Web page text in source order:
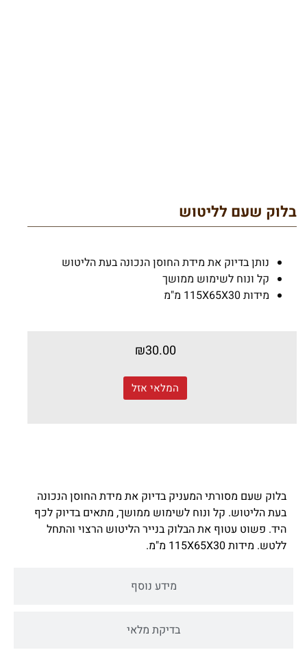
בלוק שעם לליטוש
נותן בדיוק את מידת החוסן הנכונה בעת הליטוש
קל ונוח לשימוש ממושך
מידות 115X65X30 מ"מ
₪30.00
המלאי אזל
מידע נוסף
בדיקת מלאי
בלוק שעם מסורתי המעניק בדיוק את מידת החוסן הנכונה
בעת הליטוש. קל ונוח לשימוש ממושך, מתאים בדיוק לכף
היד. פשוט עטוף את הבלוק בנייר הליטוש הרצוי והתחל
ללטש. מידות 115X65X30 מ"מ.